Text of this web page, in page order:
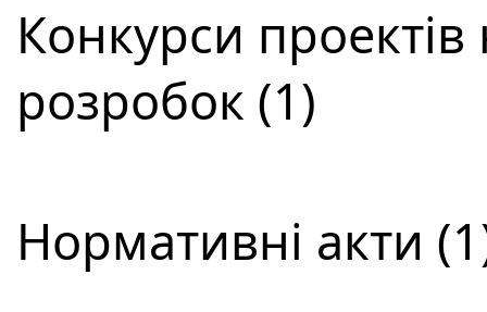
Конкурси
розробок (1)
Нормативні акти